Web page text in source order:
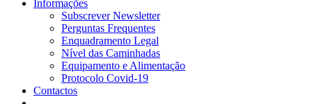
Informações
Subscrever Newsletter
Perguntas Frequentes
Enquadramento Legal
Nível das Caminhadas
Equipamento e Alimentação
Protocolo Covid-19
Contactos